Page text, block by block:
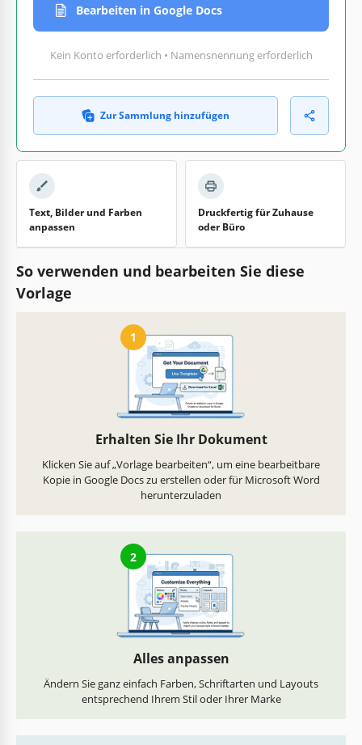
Bearbeiten in Google Docs
Kein Konto erforderlich • Namensnennung erforderlich
Zur Sammlung hinzufügen
Text, Bilder und Farben
anpassen
Druckfertig für Zuhause
oder Büro
So verwenden und bearbeiten Sie diese
Vorlage
1
Erhalten Sie Ihr Dokument
Klicken Sie auf „Vorlage bearbeiten“, um eine bearbeitbare
Kopie in Google Docs zu erstellen oder für Microsoft Word
herunterzuladen
2
Alles anpassen
Ändern Sie ganz einfach Farben, Schriftarten und Layouts
entsprechend Ihrem Stil oder Ihrer Marke